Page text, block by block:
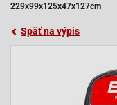
229x99x125x47x127cm
Späť na výpis